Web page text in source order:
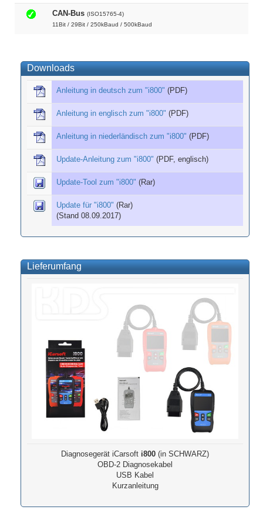
CAN-Bus (ISO15765-4)
11Bit / 29Bit / 250kBaud / 500kBaud
Downloads
Anleitung in deutsch zum "i800" (PDF)
Anleitung in englisch zum "i800" (PDF)
Anleitung in niederländisch zum "i800" (PDF)
Update-Anleitung zum "i800" (PDF, englisch)
Update-Tool zum "i800" (Rar)
Update für "i800" (Rar)
(Stand 08.09.2017)
Lieferumfang
Diagnosegerät iCarsoft i800 (in SCHWARZ)
OBD-2 Diagnosekabel
USB Kabel
Kurzanleitung